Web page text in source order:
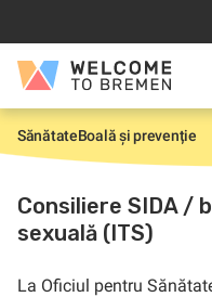
conținut
Welcome
Bremen
P
r
m
a
p
i
SănătateBoală și prevenție
Consiliere SIDA /
sexuală (ITS)
La Oficiul pentru